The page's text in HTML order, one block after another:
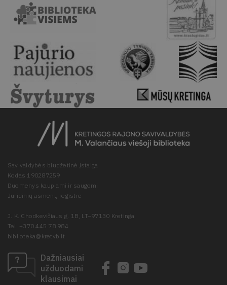
Savivaldybės biudžetinė įstaiga
Kodas 190287259
Duomenys kaupiami ir saugomi
Juridinių asmenų registre
J. K. Chodkevičiaus g. 1B, LT–97130 Kretinga
Tel. +370 445 78 984
biblioteka@kretvb.lt
Dažniausiai
užduodami
klausimai